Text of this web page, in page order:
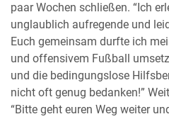
paar Wochen schließen. “Ich
unglaublich aufregende und
Euch gemeinsam durfte ich
und offensivem Fußball
und die bedingungslose
nicht oft genug bedanken!”
“Bitte geht euren Weg weiter